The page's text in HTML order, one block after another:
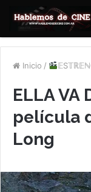
Inicio /
ELLA VA
película
Long